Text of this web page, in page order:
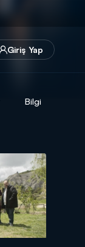
Giriş Yap
Bilgi